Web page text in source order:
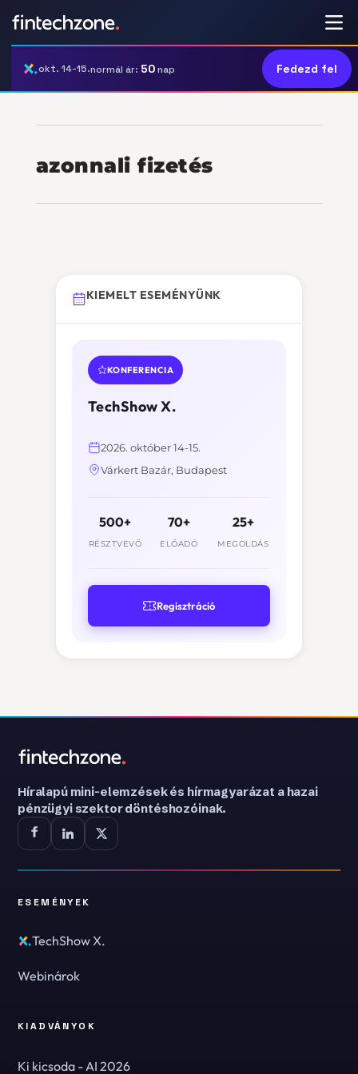
okt. 14-15.normál ár: 50nap Fedezd fel
azonnali fizetés
KIEMELT ESEMÉNYÜNK
KONFERENCIA
TechShow X.
2026. október 14-15.
Várkert Bazár, Budapest
500+
RÉSZTVEVŐ
70+
ELŐADÓ
25+
MEGOLDÁS
Regisztráció
Híralapú mini-elemzések és hírmagyarázat a hazai
pénzügyi szektor döntéshozóinak.
ESEMÉNYEK
TechShow X.
Webinárok
KIADVÁNYOK
Ki kicsoda - AI 2026